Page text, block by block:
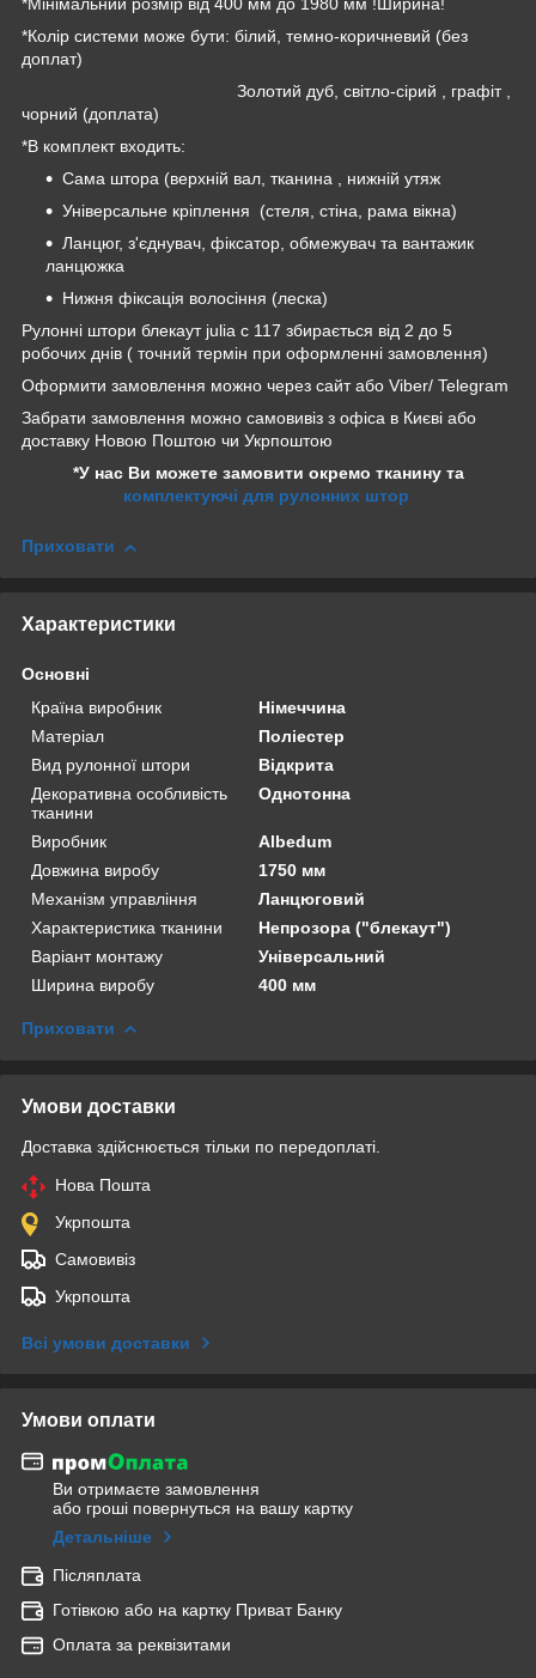
*Мінімальний розмір від 400 мм до 1980 мм !Ширина!
*Колір системи може бути: білий, темно-коричневий (без
доплат)
Золотий дуб, світло-сірий , графіт ,
чорний (доплата)
*В комплект входить:
Сама штора (верхній вал, тканина , нижній утяж
Універсальне кріплення (стеля, стіна, рама вікна)
Ланцюг, з'єднувач, фіксатор, обмежувач та вантажик
ланцюжка
Нижня фіксація волосіння (леска)
Рулонні штори блекаут julia c 117 збирається від 2 до 5
робочих днів ( точний термін при оформленні замовлення)
Оформити замовлення можно через сайт або Viber/ Telegram
Забрати замовлення можно самовивіз з офіса в Києві або
доставку Новою Поштою чи Укрпоштою
*У нас Ви можете замовити окремо тканину та
комплектуючі для рулонних штор
Приховати
Характеристики
Основні
Країна виробник
Німеччина
Матеріал
Поліестер
Вид рулонної штори
Відкрита
Декоративна особливість
тканини
Однотонна
Виробник
Albedum
Довжина виробу
1750 мм
Механізм управління
Ланцюговий
Характеристика тканини
Непрозора ("блекаут")
Варіант монтажу
Універсальний
Ширина виробу
400 мм
Приховати
Умови доставки
Доставка здійснюється тільки по передоплаті.
Нова Пошта
Укрпошта
Самовивіз
Укрпошта
Всі умови доставки
Умови оплати
Ви отримаєте замовлення
або гроші повернуться на вашу картку
Детальніше
Післяплата
Готівкою або на картку Приват Банку
Оплата за реквізитами